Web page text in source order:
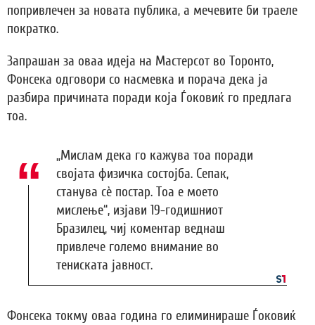
попривлечен за новата публика, а мечевите би траеле
пократко.
Запрашан за оваа идеја на Мастерсот во Торонто,
Фонсека одговори со насмевка и порача дека ја
разбира причината поради која Ѓоковиќ го предлага
тоа.
„Мислам дека го кажува тоа поради
својата физичка состојба. Сепак,
станува сè постар. Тоа е моето
мислење“, изјави 19-годишниот
Бразилец, чиј коментар веднаш
привлече големо внимание во
тениската јавност.
Фонсека токму оваа година го елиминираше Ѓоковиќ